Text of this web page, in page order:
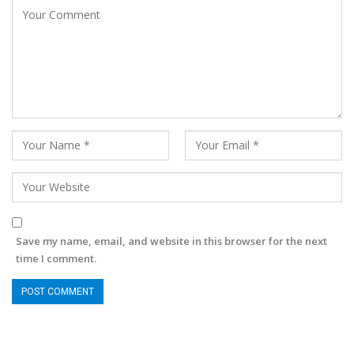
Save my name, email, and website in this browser for the next
time I comment.